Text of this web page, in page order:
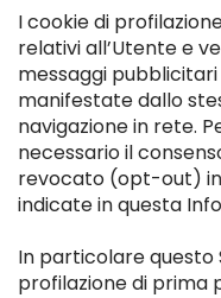
I cookie di
relativi all’Utente e
messaggi
manifestate dallo
navigazione in rete.
necessario il
revocato (opt-out)
indicate in questa
In particolare questo
profilazione di prima